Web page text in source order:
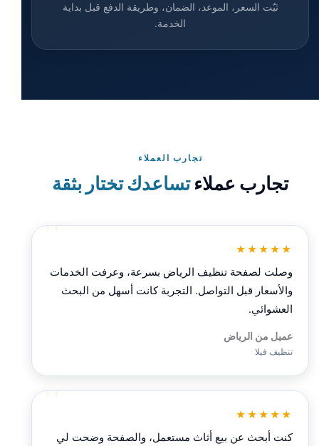
ثبّت السعر، الموعد، الضمان، وطريقة الدفع قبل بداية
الخدمة.
تجارب العملاء
تجارب عملاءتساعدك تختار بثقة
★★★★★
وصلت لصفحة تنظيف الرياض بسرعة، وعرفت الخدمات
والأسعار قبل التواصل. التجربة كانت أسهل من البحث
العشوائي.
عميل من الرياض
تنظيف فيلا
★★★★★
كنت أبحث عن بيع أثاث مستعمل، والصفحة وضحت لي